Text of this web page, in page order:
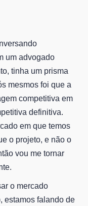
um advogado
tinha um prisma
mesmos foi que a
competitiva em
definitiva.
em que temos
o projeto, e não o
vou me tornar
o mercado
estamos falando de